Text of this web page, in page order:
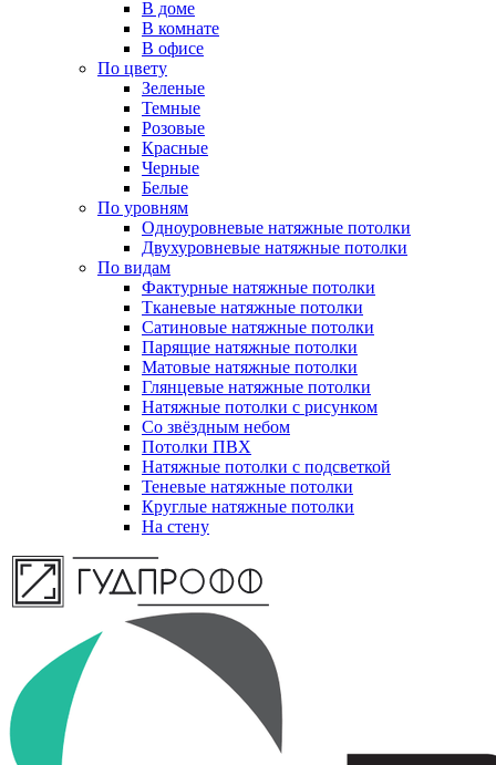
В доме
В комнате
В офисе
По цвету
Зеленые
Темные
Розовые
Красные
Черные
Белые
По уровням
Одноуровневые натяжные потолки
Двухуровневые натяжные потолки
По видам
Фактурные натяжные потолки
Тканевые натяжные потолки
Сатиновые натяжные потолки
Парящие натяжные потолки
Матовые натяжные потолки
Глянцевые натяжные потолки
Натяжные потолки с рисунком
Со звёздным небом
Потолки ПВХ
Натяжные потолки с подсветкой
Теневые натяжные потолки
Круглые натяжные потолки
На стену